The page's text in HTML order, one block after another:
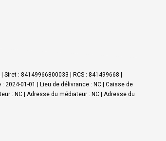
: 84149966800033 | RCS : 841499668 |
2024-01-01 | Lieu de délivrance : NC | Caisse de
: NC | Adresse du médiateur : NC | Adresse du